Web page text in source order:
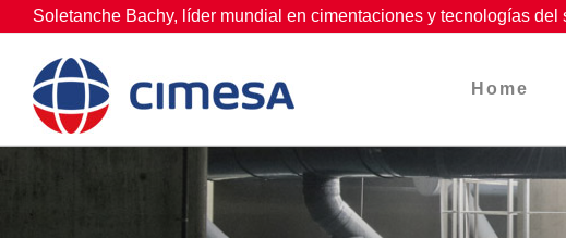
Skip
content
Soletanche Bachy, líder mundial en cimentaciones y tecnologías del
Home